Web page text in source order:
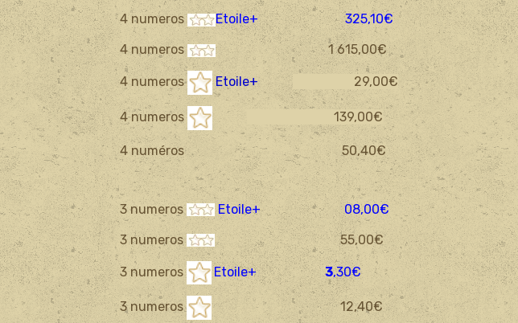
4 numeros
Etoile+ 325,10€
4 numeros
1 615,00€
4 numeros Etoile+ 29,00€
4 numeros 139,00€
4 numéros 50,40€
3 numeros
Etoile+ 08,00€
3 numeros
55,00€
3 numeros Etoile+3,30€
3 numeros 12,40€